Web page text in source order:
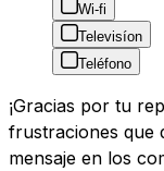
Wi-fi
Televisíon
Teléfono
¡Gracias por tu
frustraciones que
mensaje en los